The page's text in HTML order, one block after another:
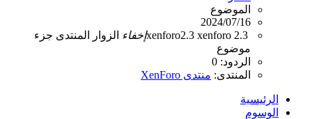
الموضوع
2024/07/16
xenforo 2.3
xenforo2.3إخفاء الزوار المنتدى جزء
موضوع
الردود: 0
المنتدى: منتدى XenForo
الرئيسية
الوسوم